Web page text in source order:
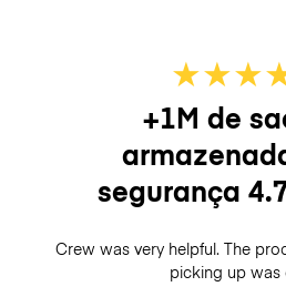
★★★
+1M de
segurança
Crew was very helpful. The
picking up was